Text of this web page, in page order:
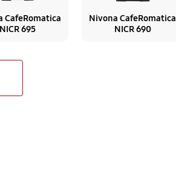
CafeRomatica
NICR 695
Nivona CafeRomatica
NICR 690